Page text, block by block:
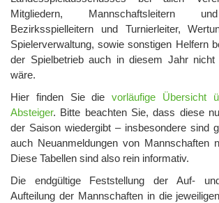
Mitgliedern, Mannschaftsleitern
Bezirksspielleitern und Turnierleiter,
Spielerverwaltung, sowie sonstigen Helfern
der Spielbetrieb auch in diesem Jahr nicht
wäre.
Hier finden Sie dievorläufige Übersicht
Absteiger. Bitte beachten Sie, dass diese
der Saison wiedergibt – insbesondere sind
auch Neuanmeldungen von Mannschaften
Diese Tabellen sind also rein informativ.
Die endgültige Feststellung der Auf-
Aufteilung der Mannschaften in die